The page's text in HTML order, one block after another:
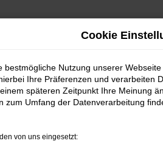
Cookie
bestmögliche Nutzung unserer
Ihre Präferenzen und verarbeiten
späteren Zeitpunkt Ihre Meinung
zum Umfang der Datenverarbeitung
von uns eingesetzt: